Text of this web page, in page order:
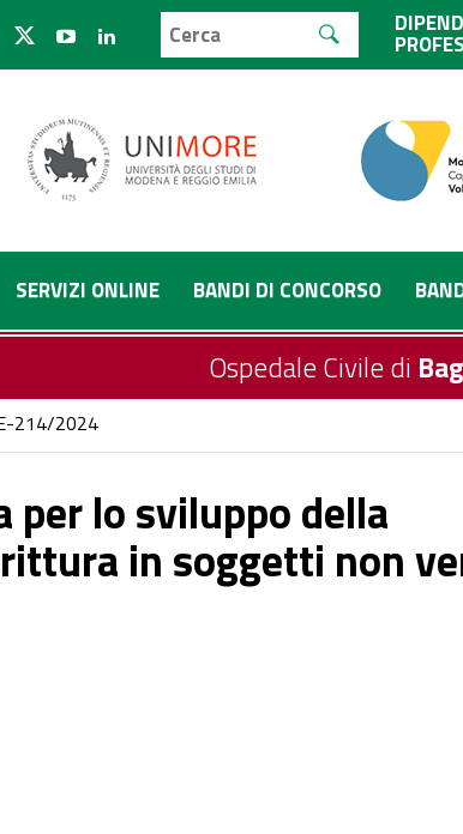
SERVIZI ONLINE BANDI DI CONCORSO
Ospedale Civile di
214/2024
lo sviluppo della
in soggetti non